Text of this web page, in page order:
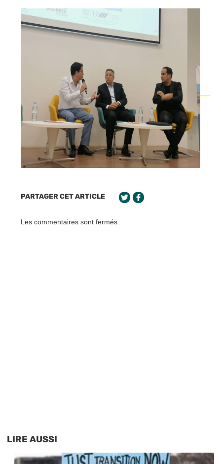
PARTAGER CET ARTICLE
Les commentaires sont fermés.
LIRE AUSSI